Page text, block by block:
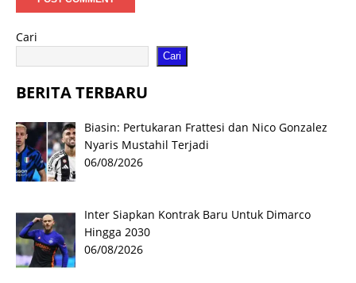
Cari
Cari
BERITA TERBARU
Biasin: Pertukaran Frattesi dan Nico Gonzalez
Nyaris Mustahil Terjadi
06/08/2026
Inter Siapkan Kontrak Baru Untuk Dimarco
Hingga 2030
06/08/2026